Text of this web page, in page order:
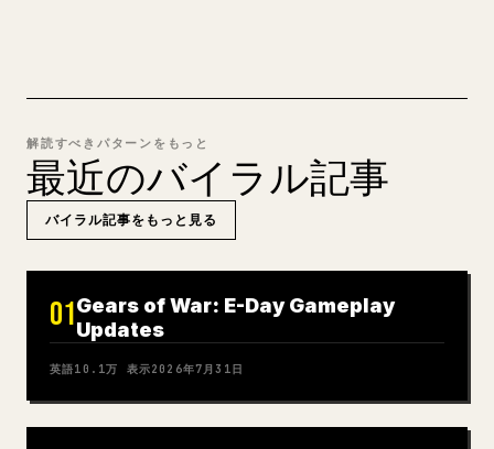
解読すべきパターンをもっと
最近のバイラル記事
バイラル記事をもっと見る
01Gears of War: E-Day Gameplay
Updates
英語10.1万 表示2026年7月31日